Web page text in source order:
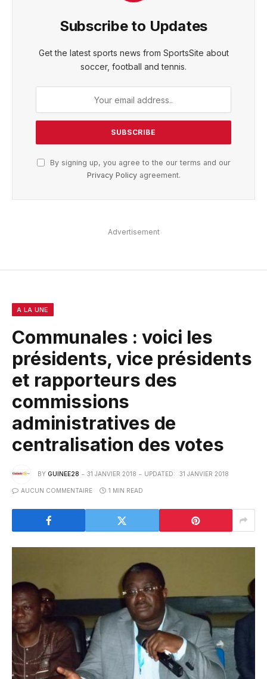
Subscribe to Updates
Get the latest sports news from SportsSite about
soccer, football and tennis.
By signing up, you agree to the our terms and our
Privacy Policyagreement.
Advertisement
A LA UNE
Communales : voici les
présidents, vice présidents
et rapporteurs des
commissions
administratives de
centralisation des votes
BY GUINEE28 31 JANVIER 2018 UPDATED: 31 JANVIER 2018
AUCUN COMMENTAIRE 1 MIN READ